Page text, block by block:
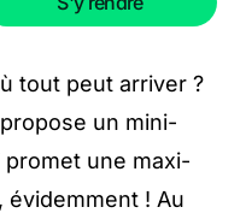
tout peut arriver ?
un mini-
promet une maxi-
! Au